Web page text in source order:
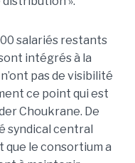
salariés restants
intégrés à la
pas de visibilité
ce point qui est
Choukrane. De
syndical central
que le consortium a